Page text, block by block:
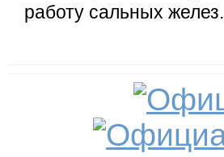
работу сальных желез.